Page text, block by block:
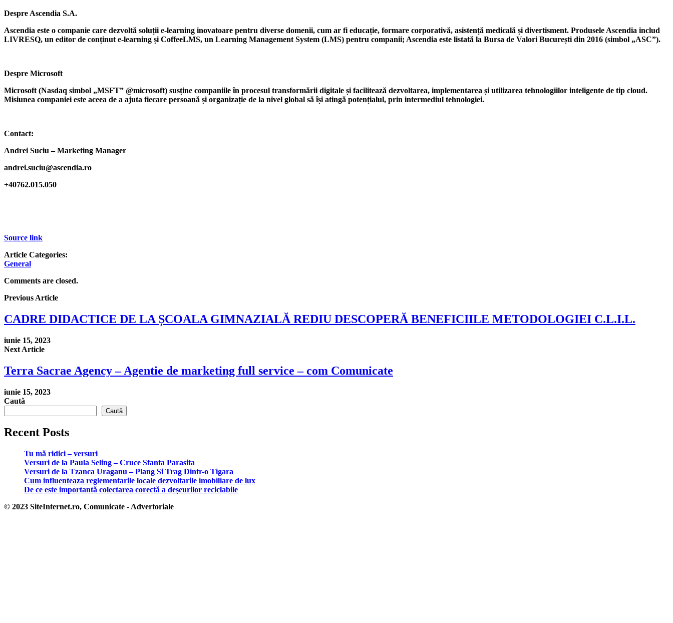
Despre Ascendia S.A.
Ascendia este o companie care dezvoltă soluții e-learning inovatoare pentru diverse domenii, cum ar fi educație, formare corporativă, asistență medicală și divertisment. Produsele Ascendia includ
LIVRESQ, un editor de conținut e-learning și CoffeeLMS, un Learning Management System (LMS) pentru companii; Ascendia este listată la Bursa de Valori București din 2016 (simbol „ASC”).
Despre Microsoft
Microsoft (Nasdaq simbol „MSFT” @microsoft) susține companiile în procesul transformării digitale și facilitează dezvoltarea, implementarea și utilizarea tehnologiilor inteligente de tip cloud.
Misiunea companiei este aceea de a ajuta fiecare persoană și organizație de la nivel global să își atingă potențialul, prin intermediul tehnologiei.
Contact:
Andrei Suciu – Marketing Manager
andrei.suciu@ascendia.ro
+40762.015.050
Source link
Article Categories:
General
Comments are closed.
Previous Article
CADRE DIDACTICE DE LA ȘCOALA GIMNAZIALĂ REDIU DESCOPERĂ BENEFICIILE METODOLOGIEI C.L.I.L.
iunie 15, 2023
Next Article
Terra Sacrae Agency – Agentie de marketing full service – com Comunicate
iunie 15, 2023
Caută
Caută
Recent Posts
Tu mă ridici – versuri
Versuri de la Paula Seling – Cruce Sfanta Parasita
Versuri de la Tzanca Uraganu – Plang Si Trag Dintr-o Tigara
Cum influenteaza reglementarile locale dezvoltarile imobiliare de lux
De ce este importantă colectarea corectă a deșeurilor reciclabile
© 2023 SiteInternet.ro, Comunicate - Advertoriale